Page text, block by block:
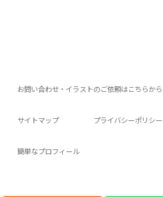
お問い合わせ・イラストのご依頼はこちらから
サイトマップ プライバシーポリシー
簡単なプロフィール